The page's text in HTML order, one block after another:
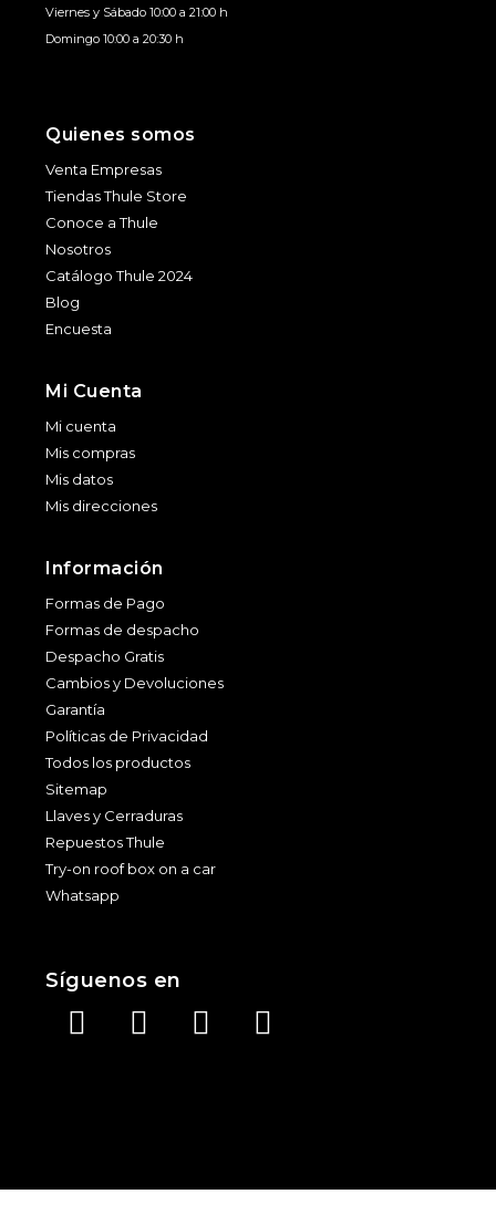
Viernes y Sábado 10:00 a 21:00 h
Domingo 10:00 a 20:30 h
Quienes somos
Venta Empresas
Tiendas Thule Store
Conoce a Thule
Nosotros
Catálogo Thule 2024
Blog
Encuesta
Mi Cuenta
Mi cuenta
Mis compras
Mis datos
Mis direcciones
Información
Formas de Pago
Formas de despacho
Despacho Gratis
Cambios y Devoluciones
Garantía
Políticas de Privacidad
Todos los productos
Sitemap
Llaves y Cerraduras
Repuestos Thule
Try-on roof box on a car
Whatsapp
Síguenos en